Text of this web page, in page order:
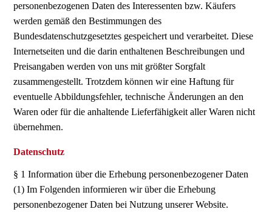
personenbezogenen Daten des Interessenten bzw. Käufers
werden gemäß den Bestimmungen des
Bundesdatenschutzgesetztes gespeichert und verarbeitet. Diese
Internetseiten und die darin enthaltenen Beschreibungen und
Preisangaben werden von uns mit größter Sorgfalt
zusammengestellt. Trotzdem können wir eine Haftung für
eventuelle Abbildungsfehler, technische Änderungen an den
Waren oder für die anhaltende Lieferfähigkeit aller Waren nicht
übernehmen.
Datenschutz
§ 1 Information über die Erhebung personenbezogener Daten
(1) Im Folgenden informieren wir über die Erhebung
personenbezogener Daten bei Nutzung unserer Website.